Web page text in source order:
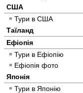
США
Тури в США
Таїланд
Ефіопія
Тури в Ефіопію
Ефіопія фото
Японія
Тури в Японію